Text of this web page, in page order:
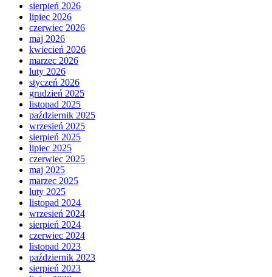
sierpień 2026
lipiec 2026
czerwiec 2026
maj 2026
kwiecień 2026
marzec 2026
luty 2026
styczeń 2026
grudzień 2025
listopad 2025
październik 2025
wrzesień 2025
sierpień 2025
lipiec 2025
czerwiec 2025
maj 2025
marzec 2025
luty 2025
listopad 2024
wrzesień 2024
sierpień 2024
czerwiec 2024
listopad 2023
październik 2023
sierpień 2023